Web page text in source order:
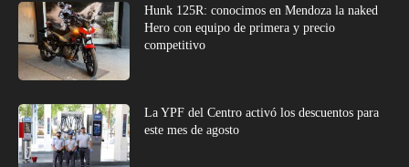
Hunk 125R: conocimos en Mendoza la naked
Hero con equipo de primera y precio
competitivo
La YPF del Centro activó los descuentos para
este mes de agosto